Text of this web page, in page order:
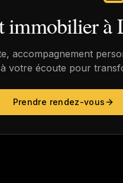
immobilier à
accompagnement
votre écoute pour
Prendre rendez-vous